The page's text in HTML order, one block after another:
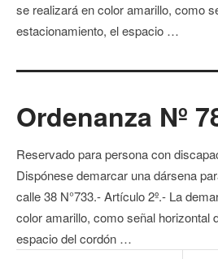
se realizará en color amarillo, como
estacionamiento, el espacio …
Ordenanza Nº
Reservado para persona con
Dispónese demarcar una dársena
calle 38 N°733.- Artículo 2º.- La
color amarillo, como señal horizontal
espacio del cordón …